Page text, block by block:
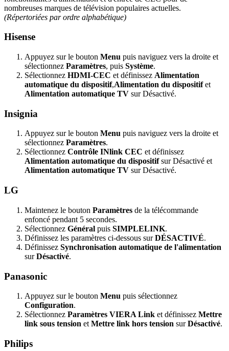
nombreuses marques de télévision populaires actuelles.
(Répertoriées par ordre alphabétique)
Hisense
Appuyez sur le bouton Menu puis naviguez vers la droite et
sélectionnez Paramètres, puis Système.
Sélectionnez HDMI-CEC et définissez Alimentation
automatique du dispositif,Alimentation du dispositifet
Alimentation automatique TV sur Désactivé.
Insignia
Appuyez sur le bouton Menu puis naviguez vers la droite et
sélectionnez Paramètres.
Sélectionnez Contrôle INlink CEC et définissez
Alimentation automatique du dispositifsur Désactivé et
Alimentation automatique TV sur Désactivé.
LG
Maintenez le bouton Paramètres de la télécommande
enfoncé pendant 5 secondes.
Sélectionnez Général puis SIMPLELINK.
Définissez les paramètres ci-dessous surDÉSACTIVÉ.
Définissez Synchronisation automatique de l'alimentation
surDésactivé.
Panasonic
Appuyez sur le bouton Menu puis sélectionnez
Configuration.
Sélectionnez Paramètres VIERA Link et définissez Mettre
link sous tension et Mettre link hors tension surDésactivé.
Philips